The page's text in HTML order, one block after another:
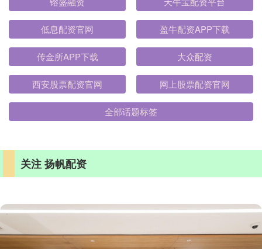
低息配资官网 盈牛配资APP下载
传金所APP下载 大众配资
西安股票配资官网 网上股票配资官网
全部话题标签
关注 扬帆配资